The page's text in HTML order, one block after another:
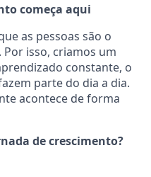
começa aqui
as pessoas são o
isso, criamos um
constante, o
parte do dia a dia.
acontece de forma
de crescimento?